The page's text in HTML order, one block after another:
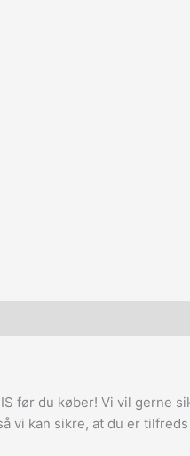
før du køber! Vi vil gerne
vi kan sikre, at du er